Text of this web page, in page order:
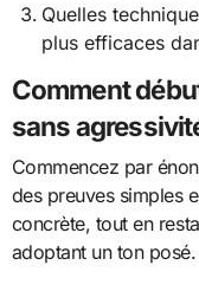
Quelles
plus efficaces
Comment
sans
Commencez par
des preuves simples
concrète, tout en
adoptant un ton posé.